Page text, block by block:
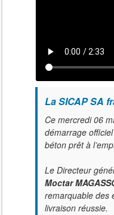
La SICAP SA
Ce mercredi 06
démarrage
béton prêt à
Le Directeur
Moctar
remarquable des
livraison réussie.